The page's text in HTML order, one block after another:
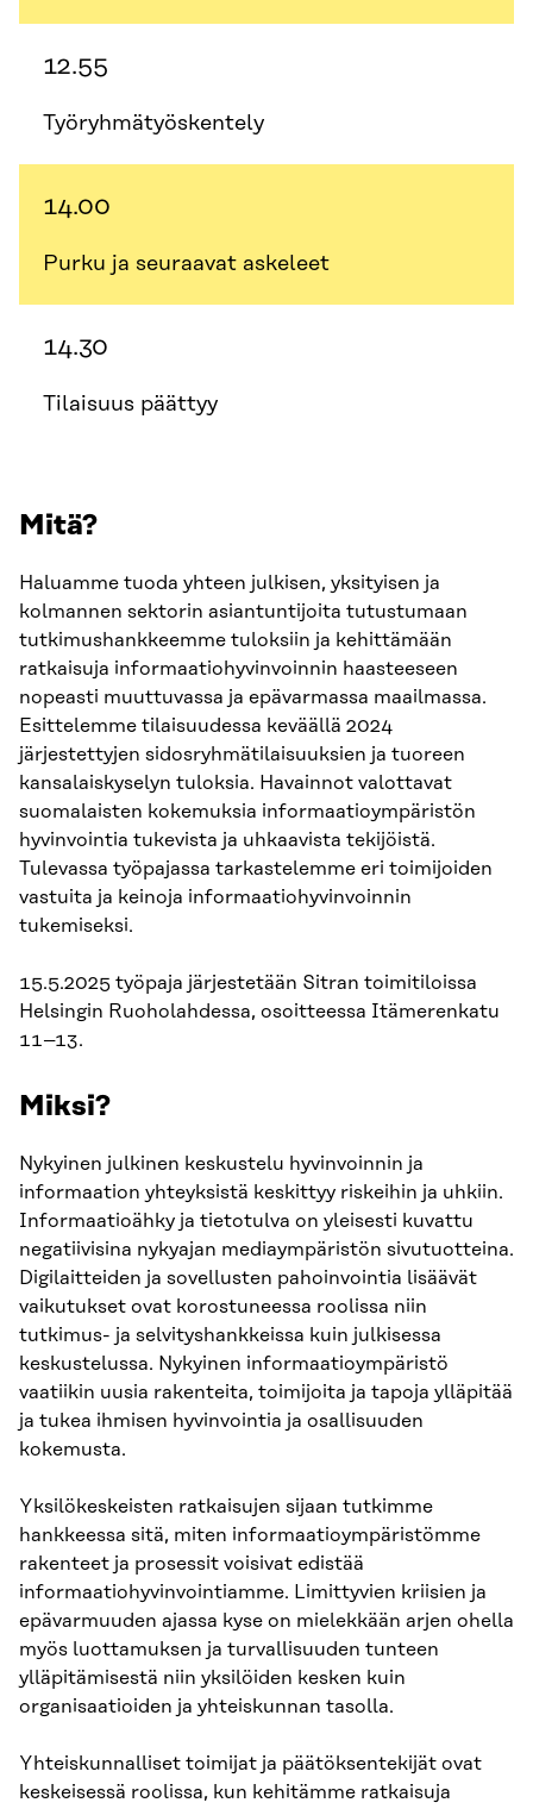
12.55
Työryhmätyöskentely
14.00
Purku ja seuraavat askeleet
14.30
Tilaisuus päättyy
Mitä?
Haluamme tuoda yhteen julkisen, yksityisen ja
kolmannen sektorin asiantuntijoita tutustumaan
tutkimushankkeemme tuloksiin ja kehittämään
ratkaisuja informaatiohyvinvoinnin haasteeseen
nopeasti muuttuvassa ja epävarmassa maailmassa.
Esittelemme tilaisuudessa keväällä 2024
järjestettyjen sidosryhmätilaisuuksien ja tuoreen
kansalaiskyselyn tuloksia. Havainnot valottavat
suomalaisten kokemuksia informaatioympäristön
hyvinvointia tukevista ja uhkaavista tekijöistä.
Tulevassa työpajassa tarkastelemme eri toimijoiden
vastuita ja keinoja informaatiohyvinvoinnin
tukemiseksi.
15.5.2025 työpaja järjestetään Sitran toimitiloissa
Helsingin Ruoholahdessa, osoitteessa Itämerenkatu
11–13.
Miksi?
Nykyinen julkinen keskustelu hyvinvoinnin ja
informaation yhteyksistä keskittyy riskeihin ja uhkiin.
Informaatioähky ja tietotulva on yleisesti kuvattu
negatiivisina nykyajan mediaympäristön sivutuotteina.
Digilaitteiden ja sovellusten pahoinvointia lisäävät
vaikutukset ovat korostuneessa roolissa niin
tutkimus- ja selvityshankkeissa kuin julkisessa
keskustelussa. Nykyinen informaatioympäristö
vaatiikin uusia rakenteita, toimijoita ja tapoja ylläpitää
ja tukea ihmisen hyvinvointia ja osallisuuden
kokemusta.
Yksilökeskeisten ratkaisujen sijaan tutkimme
hankkeessa sitä, miten informaatioympäristömme
rakenteet ja prosessit voisivat edistää
informaatiohyvinvointiamme. Limittyvien kriisien ja
epävarmuuden ajassa kyse on mielekkään arjen ohella
myös luottamuksen ja turvallisuuden tunteen
ylläpitämisestä niin yksilöiden kesken kuin
organisaatioiden ja yhteiskunnan tasolla.
Yhteiskunnalliset toimijat ja päätöksentekijät ovat
keskeisessä roolissa, kun kehitämme ratkaisuja